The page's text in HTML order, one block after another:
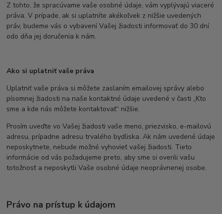
Z tohto, že spracúvame vaše osobné údaje, vám vyplývajú viaceré
práva. V prípade, ak si uplatníte akékoľvek z nižšie uvedených
práv, budeme vás o vybavení Vašej žiadosti informovať do 30 dní
odo dňa jej doručenia k nám.
Ako si uplatniť vaše práva
Uplatniť vaše práva si môžete zaslaním emailovej správy alebo
písomnej žiadosti na naše kontaktné údaje uvedené v časti „Kto
sme a kde nás môžete kontaktovať“ nižšie.
Prosím uveďte vo Vašej žiadosti vaše meno, priezvisko, e-mailovú
adresu, prípadne adresu trvalého bydliska. Ak nám uvedené údaje
neposkytnete, nebude možné vyhovieť vašej žiadosti. Tieto
informácie od vás požadujeme preto, aby sme si overili vašu
totožnosť a neposkytli Vaše osobné údaje neoprávnenej osobe.
Právo na prístup k údajom